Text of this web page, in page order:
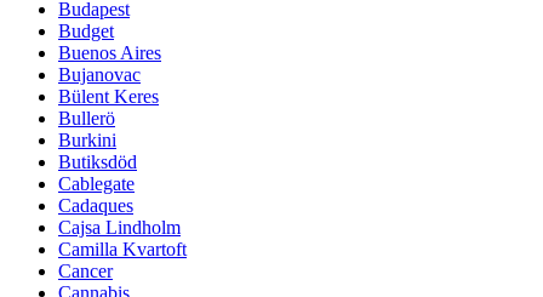
Budapest
Budget
Buenos Aires
Bujanovac
Bülent Keres
Bullerö
Burkini
Butiksdöd
Cablegate
Cadaques
Cajsa Lindholm
Camilla Kvartoft
Cancer
Cannabis